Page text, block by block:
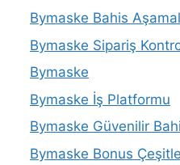
Bymaske Bahis
Bymaske Sipariş
Bymaske
Bymaske İş Platformu
Bymaske Güvenilir
Bymaske Bonus